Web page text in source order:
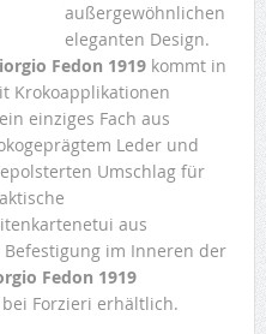
außergewöhnlichen
eleganten Design.
Fedon 1919kommt in
Krokoapplikationen
einziges Fach aus
Leder und
Umschlag für
aus
im Inneren der
Fedon 1919
Forzieri erhältlich.